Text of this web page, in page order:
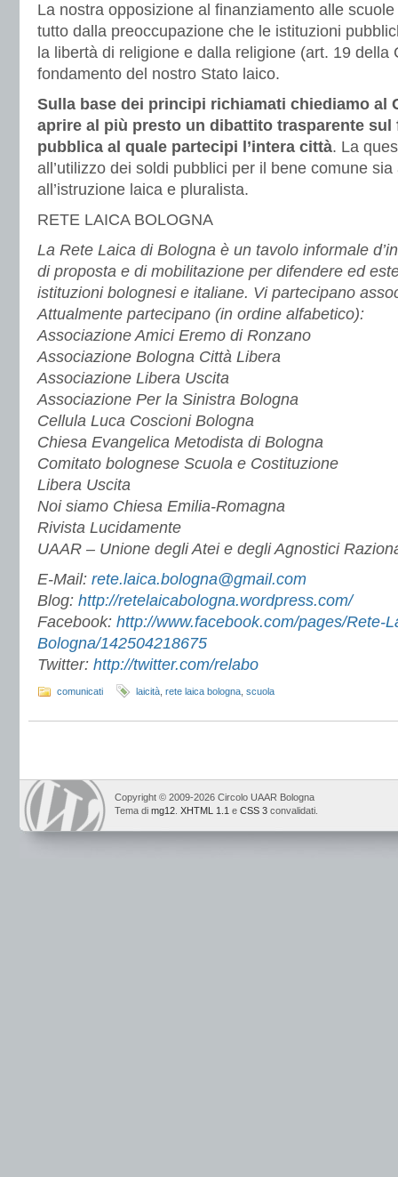
La nostra opposizione al finanziamento alle
tutto dalla preoccupazione che le istituzioni
la libertà di religione e dalla religione (art. 19 della
fondamento del nostro Stato laico.
Sulla base dei principi richiamati chiediamo al
aprire al più presto un dibattito trasparente
pubblica al quale partecipi l’intera città. La
all’utilizzo dei soldi pubblici per il bene comune
all’istruzione laica e pluralista.
RETE LAICA BOLOGNA
La Rete Laica di Bologna è un tavolo informale
di proposta e di mobilitazione per difendere ed
istituzioni bolognesi e italiane. Vi partecipano
Attualmente partecipano (in ordine alfabetico):
Associazione Amici Eremo di Ronzano
Associazione Bologna Città Libera
Associazione Libera Uscita
Associazione Per la Sinistra Bologna
Cellula Luca Coscioni Bologna
Chiesa Evangelica Metodista di Bologna
Comitato bolognese Scuola e Costituzione
Libera Uscita
Noi siamo Chiesa Emilia-Romagna
Rivista Lucidamente
UAAR – Unione degli Atei e degli Agnostici
E-Mail: rete.laica.bologna@gmail.com
Blog: http://retelaicabologna.wordpress.com/
Facebook: http://www.facebook.com/pages/Rete-
Bologna/142504218675
Twitter: http://twitter.com/relabo
comunicati laicità rete laica bologna scuola
Copyright © 2009-2026 Circolo UAAR Bologna
Tema di mg12 XHTML 1.1 e CSS 3 convalidati.